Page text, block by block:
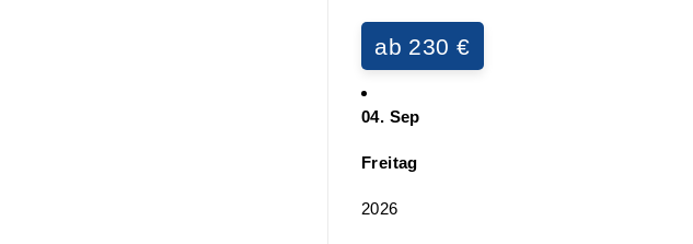
ab 230 €
04. Sep
Freitag
2026